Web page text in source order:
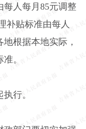
每人每月85元调整
补贴标准由每人
地根据本地实际，
。
执行。